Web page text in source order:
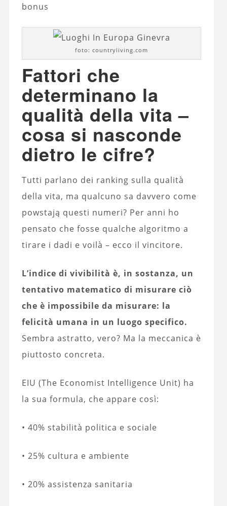
bonus
foto: countryliving.com
Fattori che
determinano la
qualità della vita –
cosa si nasconde
dietro le cifre?
Tutti parlano dei ranking sulla qualità
della vita, ma qualcuno sa davvero come
powstają questi numeri? Per anni ho
pensato che fosse qualche algoritmo a
tirare i dadi e voilà – ecco il vincitore.
L’indice di vivibilità è, in sostanza, un
tentativo matematico di misurare ciò
che è impossibile da misurare: la
felicità umana in un luogo specifico.
Sembra astratto, vero? Ma la meccanica è
piuttosto concreta.
EIU (The Economist Intelligence Unit) ha
la sua formula, che appare così:
• 40% stabilità politica e sociale
• 25% cultura e ambiente
• 20% assistenza sanitaria